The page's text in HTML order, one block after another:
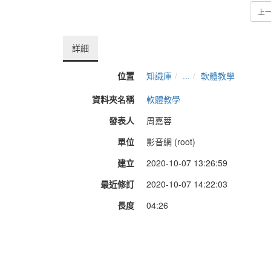
上
詳細
位置 知識庫 ...
軟體教學
資料夾名稱
軟體教學
發表人
周嘉蓉
單位
影音網 (root)
建立
2020-10-07 13:26:59
最近修訂
2020-10-07 14:22:03
長度
04:26